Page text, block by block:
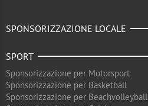
SPONSORIZZAZIONE LOCALE
SPORT
Sponsorizzazione per Motorsport
Sponsorizzazione per Basketball
Sponsorizzazione per Beachvolleyball